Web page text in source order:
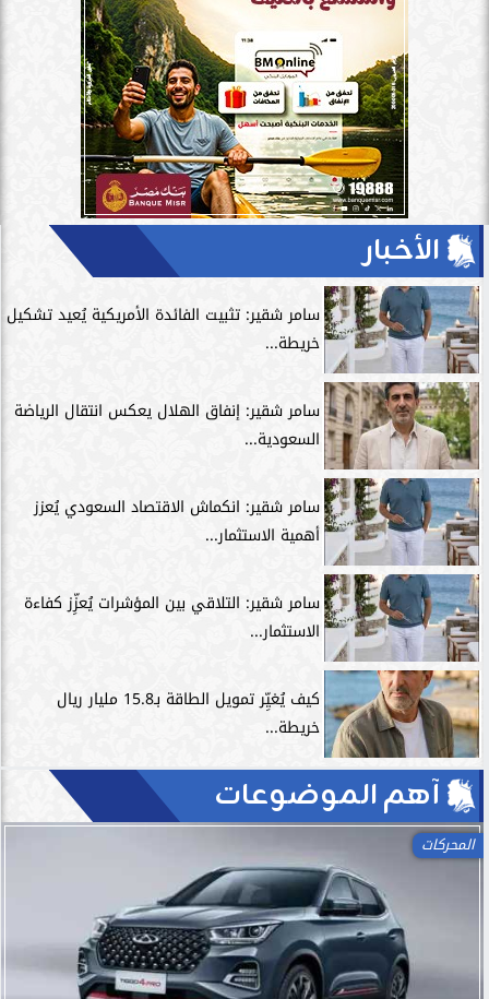
الأخبار
سامر شقير: تثبيت الفائدة الأمريكية يُعيد تشكيل
خريطة...
سامر شقير: إنفاق الهلال يعكس انتقال الرياضة
السعودية...
سامر شقير: انكماش الاقتصاد السعودي يُعزز
أهمية الاستثمار...
سامر شقير: التلاقي بين المؤشرات يُعزِّز كفاءة
الاستثمار...
كيف يُغيِّر تمويل الطاقة بـ15.8 مليار ريال
خريطة...
آهم الموضوعات
المحركات